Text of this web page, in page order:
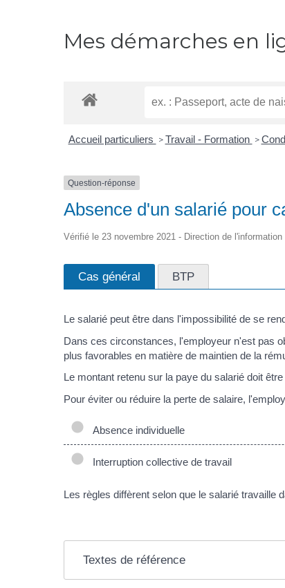
Mes démarches en
Accueil particuliers > Travail - Formation >
Question-réponse
Absence d'un salarié pour
Vérifié le 23 novembre 2021 - Direction de
Cas général BTP
Le salarié peut être dans l'impossibilité de se
Dans ces circonstances, l'employeur n'est pas
plus favorables en matière de maintien de la
Le montant retenu sur la paye du salarié doit
Pour éviter ou réduire la perte de salaire,
Absence individuelle
Interruption collective de travail
Les règles diffèrent selon que le salarié travaille
Textes de référence